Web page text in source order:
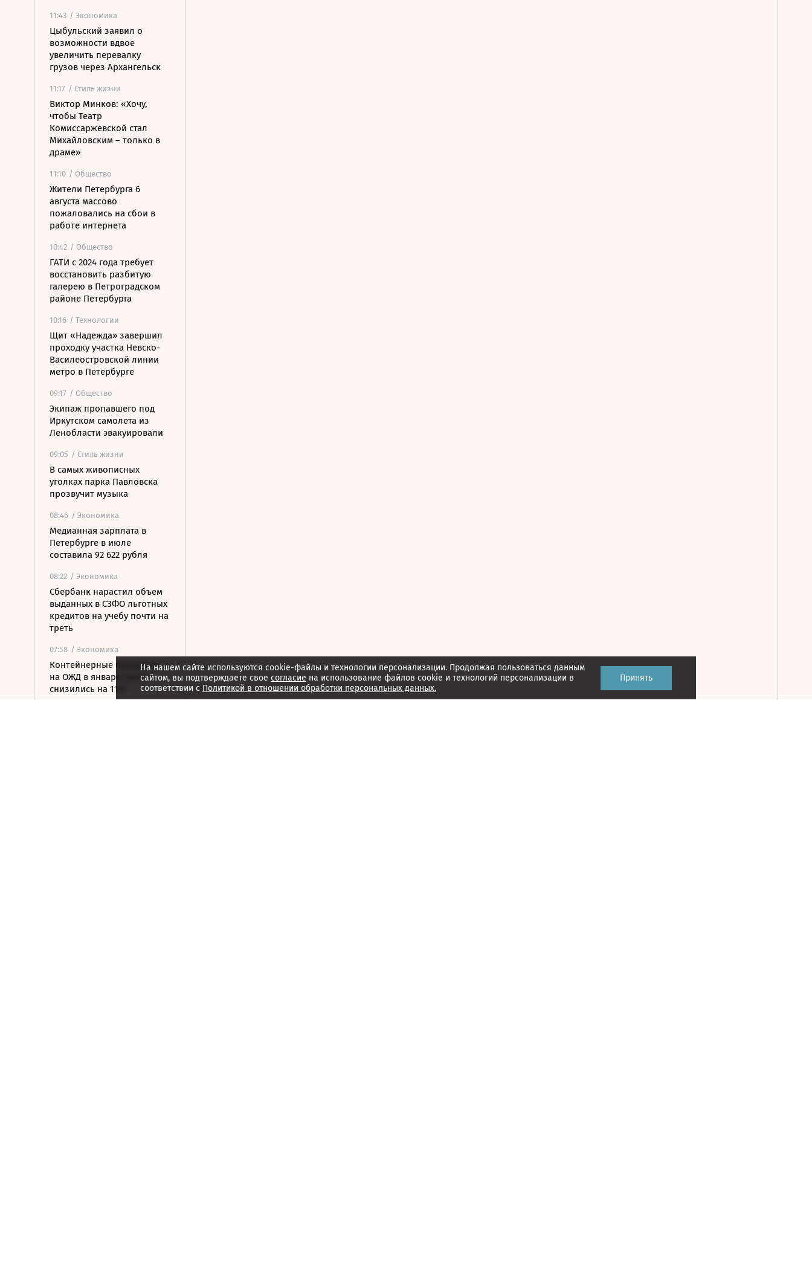
11:43 / Экономика
Цыбульский заявил о
возможности вдвое
увеличить перевалку
грузов через Архангельск
11:17 / Стиль жизни
Виктор Минков: «Хочу,
чтобы Театр
Комиссаржевской стал
Михайловским – только в
драме»
11:10 / Общество
Жители Петербурга 6
августа массово
пожаловались на сбои в
работе интернета
10:42 / Общество
ГАТИ с 2024 года требует
восстановить разбитую
галерею в Петроградском
районе Петербурга
10:16 / Технологии
Щит «Надежда» завершил
проходку участка Невско-
Василеостровской линии
метро в Петербурге
09:17 / Общество
Экипаж пропавшего под
Иркутском самолета из
Ленобласти эвакуировали
09:05 / Стиль жизни
В самых живописных
уголках парка Павловска
прозвучит музыка
08:46 / Экономика
Медианная зарплата в
Петербурге в июле
составила 92 622 рубля
08:22 / Экономика
Сбербанк нарастил объем
выданных в СЗФО льготных
кредитов на учебу почти на
треть
07:58 / Экономика
Контейнерные перевозки
на ОЖД в январе-июле
снизились на 11%
На нашем сайте используются cookie-файлы и технологии персонализации. Продолжая пользоваться данным
сайтом, вы подтверждаете свое согласие на использование файлов cookie и технологий персонализации в
соответствии с Политикой в отношении обработки персональных данных.
Принять